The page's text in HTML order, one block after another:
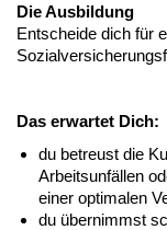
Die Ausbildung
Entscheide dich für
Das erwartet Dich:
du betreust die
Arbeitsunfällen
einer optimalen
du übernimmst